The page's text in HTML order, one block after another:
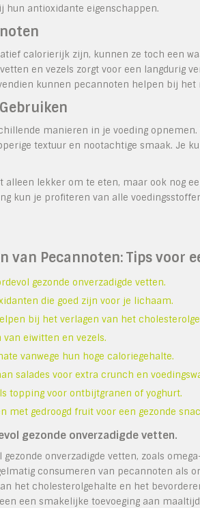
hun antioxidante eigenschappen.
calorierijk zijn, kunnen ze toch een
en vezels zorgt voor een langdurig
kunnen pecannoten helpen bij het
manieren in je voeding opnemen.
textuur en nootachtige smaak. Je
lekker om te eten, maar ook nog
kun je profiteren van alle
van Pecannoten: Tips voor
gezonde onverzadigde vetten.
die goed zijn voor je lichaam.
bij het verlagen van het
van eiwitten en vezels.
vanwege hun hoge caloriegehalte.
salades voor extra crunch en
topping voor ontbijtgranen of yoghurt.
met gedroogd fruit voor een gezonde
gezonde onverzadigde vetten.
onverzadigde vetten, zoals
consumeren van pecannoten als
het cholesterolgehalte en het
een smakelijke toevoeging aan